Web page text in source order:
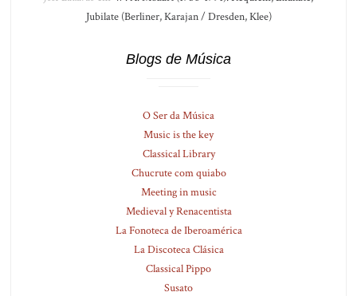
Jubilate (Berliner, Karajan / Dresden, Klee)
Blogs de Música
O Ser da Música
Music is the key
Classical Library
Chucrute com quiabo
Meeting in music
Medieval y Renacentista
La Fonoteca de Iberoamérica
La Discoteca Clásica
Classical Pippo
Susato